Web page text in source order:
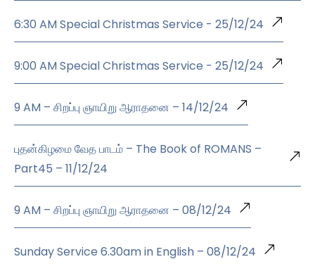
6:30 AM Special Christmas Service - 25/12/24
9:00 AM Special Christmas Service - 25/12/24
9 AM – சிறப்பு ஞாயிறு ஆராதனை – 14/12/24
புதன்கிழமை வேத பாடம் – The Book of ROMANS –
Part45 – 11/12/24
9 AM – சிறப்பு ஞாயிறு ஆராதனை – 08/12/24
Sunday Service 6.30am in English – 08/12/24